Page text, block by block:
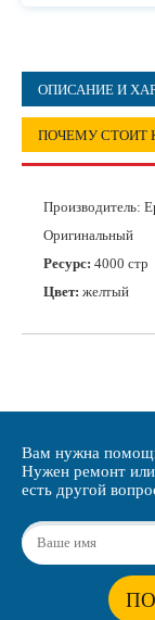
ОПИСАНИЕ И
ПОЧЕМУ СТОИТ
Производитель:
Оригинальный
Ресурс: 4000 стр
Цвет: желтый
Вам нужна
Нужен ремонт или
есть другой